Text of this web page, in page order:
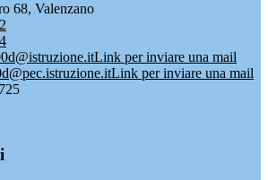
68, Valenzano
Link per inviare una mail
Link per inviare una mail